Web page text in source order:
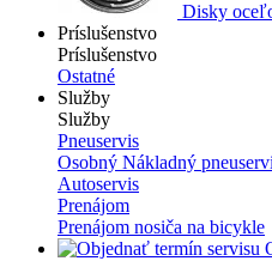
Disky
Príslušenstvo
Príslušenstvo
Ostatné
Služby
Služby
Pneuservis
Osobný Nákladný
Autoservis
Prenájom
Prenájom nosiča na bicykle